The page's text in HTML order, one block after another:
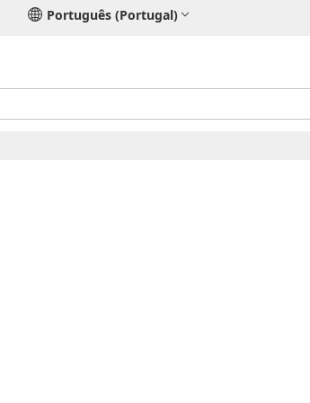
Português (Portugal)